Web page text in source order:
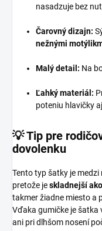
nasadzuje bez
Čarovný dizajn:
nežnými
Malý detail: Na
Ľahký materiál:
poteniu hlavičky
💡 Tip pre
dovolenku
Tento typ šatky je
pretože jeskladnejší
takmer žiadne miesto a
Vďaka gumičke je
ani pri dlhšom nosení